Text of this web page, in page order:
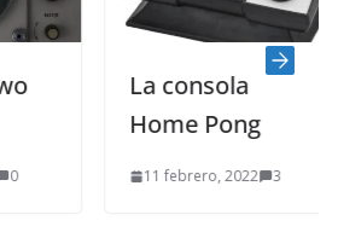
La consola
Home Pong
11 febrero, 2022 3